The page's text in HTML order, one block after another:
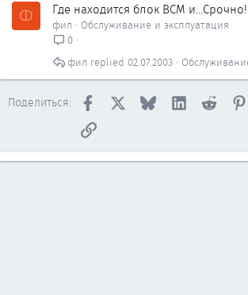
Ф Где находится блок ВСМ и...Срочно!
фил
Обслуживание и эксплуатация
0
02.07.2003
фил
Поделиться: Facebook BlueskyLinkedInReddit
Ссылка